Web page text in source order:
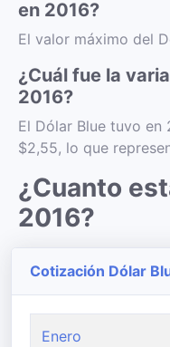
en 2016?
El valor máximo del
¿Cuál fue la
2016?
El Dólar Blue tuvo en
$2,55, lo que
¿Cuanto
2016?
Cotización Dólar
Enero